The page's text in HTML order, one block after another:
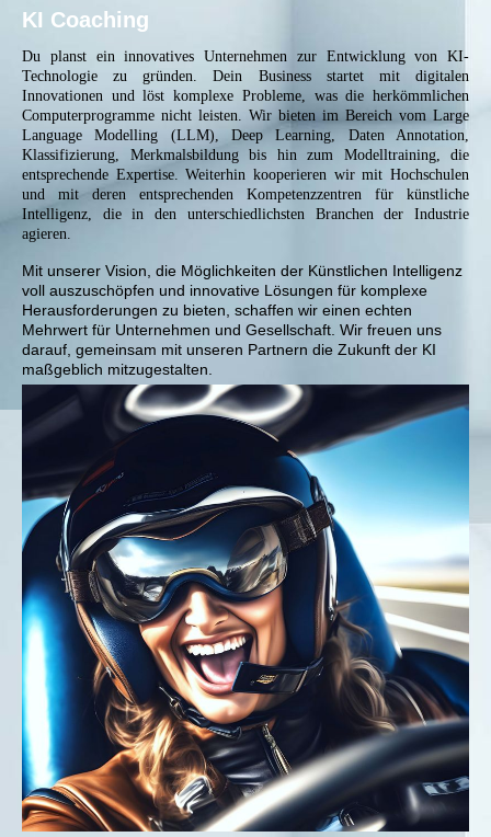
KI Coaching
Du planst ein innovatives Unternehmen zur Entwicklung von KI-
Technologie zu gründen. Dein Business startet mit digitalen
Innovationen und löst komplexe Probleme, was die herkömmlichen
Computerprogramme nicht leisten. Wir bieten im Bereich vom Large
Language Modelling (LLM), Deep Learning, Daten Annotation,
Klassifizierung, Merkmalsbildung bis hin zum Modelltraining, die
entsprechende Expertise. Weiterhin kooperieren wir mit Hochschulen
und mit deren entsprechenden Kompetenzzentren für künstliche
Intelligenz, die in den unterschiedlichsten Branchen der Industrie
agieren.
Mit unserer Vision, die Möglichkeiten der Künstlichen Intelligenz
voll auszuschöpfen und innovative Lösungen für komplexe
Herausforderungen zu bieten, schaffen wir einen echten
Mehrwert für Unternehmen und Gesellschaft. Wir freuen uns
darauf, gemeinsam mit unseren Partnern die Zukunft der KI
maßgeblich mitzugestalten.